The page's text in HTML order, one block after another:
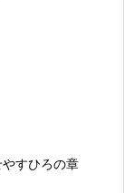
すひろの章